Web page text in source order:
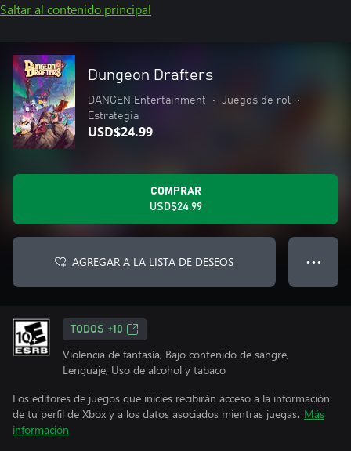
Saltar al contenido principal
Dungeon Drafters
DANGEN Entertainment • Juegos de rol
•
Estrategia
USD$24.99
COMPRAR
USD$24.99
AGREGAR A LA LISTA DE DESEOS ● ● ●
TODOS +10
Violencia de fantasía, Bajo contenido de sangre,
Lenguaje, Uso de alcohol y tabaco
Los editores de juegos que inicies recibirán acceso a la información
de tu perfil de Xbox y a los datos asociados mientras juegas. Más
información